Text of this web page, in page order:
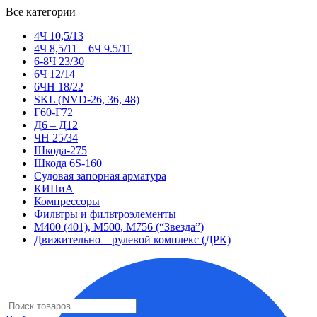
Все категории
4Ч 10,5/13
4Ч 8,5/11 – 6Ч 9.5/11
6-8Ч 23/30
6Ч 12/14
6ЧН 18/22
SKL (NVD-26, 36, 48)
Г60-Г72
Д6 – Д12
ЧН 25/34
Шкода-275
Шкода 6S-160
Судовая запорная арматура
КИПиА
Компрессоры
Фильтры и фильтроэлементы
М400 (401), М500, М756 (“Звезда”)
Движительно – рулевой комплекс (ДРК)